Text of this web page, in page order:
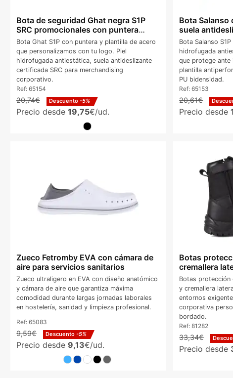
Bota de seguridad Ghat negra S1P
SRC promocionales con puntera
acero
Bota Ghat S1P con puntera y plantilla de acero
que personalizamos con tu logo. Piel
hidrofugada antiestática, suela antideslizante
certificada SRC para merchandising
corporativo.
Ref: 65154
20,74€ Descuento -5%
Precio desde 19,75€/ud.
Bota Salanso
suela
Bota Salanso
hidrofugada
que protege ante
plantilla
PU bidensidad.
Ref:65153
20,61€
Precio desde
Zueco Fetromby EVA con cámara de
aire para servicios sanitarios
Zueco ultraligero en EVA con diseño anatómico
y cámara de aire que garantiza máxima
comodidad durante largas jornadas laborales
en hostelería, sanidad y limpieza profesional.
Ref: 65083
9,59€ Descuento -5%
Precio desde 9,13€/ud.
Botas
cremallera
Botas protección
y cremallera
entornos
corporativa
bordado.
Ref:81282
33,34€
Precio desde